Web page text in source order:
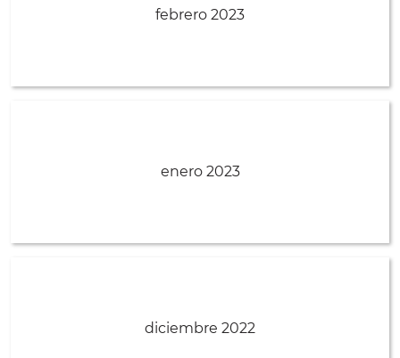
febrero 2023
enero 2023
diciembre 2022